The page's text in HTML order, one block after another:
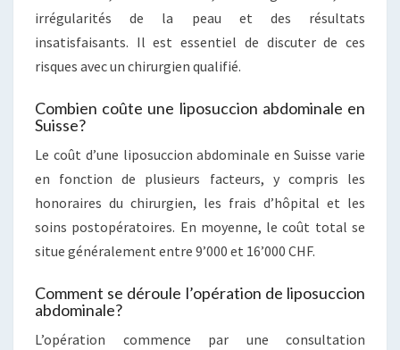
irrégularités de la peau et des résultats
insatisfaisants. Il est essentiel de discuter de ces
risques avec un chirurgien qualifié.
Combien coûte une liposuccion abdominale en
Suisse?
Le coût d’une liposuccion abdominale en Suisse varie
en fonction de plusieurs facteurs, y compris les
honoraires du chirurgien, les frais d’hôpital et les
soins postopératoires. En moyenne, le coût total se
situe généralement entre 9’000 et 16’000 CHF.
Comment se déroule l’opération de liposuccion
abdominale?
L’opération commence par une consultation